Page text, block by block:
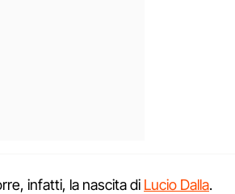
infatti, la nascita di Lucio Dalla.